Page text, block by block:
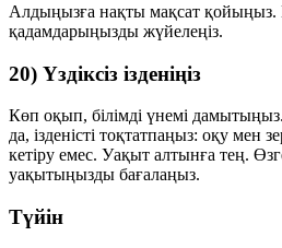
Алдыңызға нақты мақсат қойыңыз.
қадамдарыңызды жүйелеңіз.
20) Үздіксіз ізденіңіз
Көп оқып, білімді үнемі
да, ізденісті тоқтатпаңыз: оқу мен
кетіру емес. Уақыт алтынға тең.
уақытыңызды бағалаңыз.
Түйін